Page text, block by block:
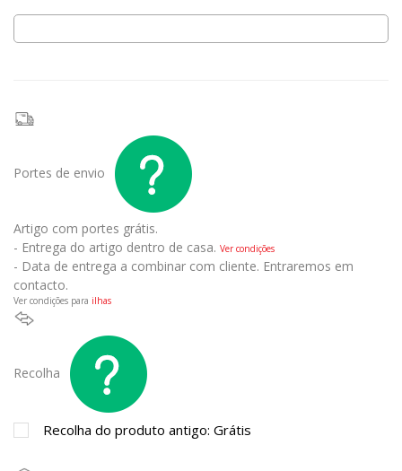
Portes de envio
Artigo com portes grátis.
- Entrega do artigo dentro de casa. Ver condições
- Data de entrega a combinar com cliente. Entraremos em
contacto.
Ver condições para ilhas
Recolha
Recolha do produto antigo: Grátis